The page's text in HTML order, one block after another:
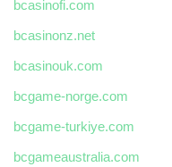
bcasinofi.com
bcasinonz.net
bcasinouk.com
bcgame-norge.com
bcgame-turkiye.com
bcgameaustralia.com